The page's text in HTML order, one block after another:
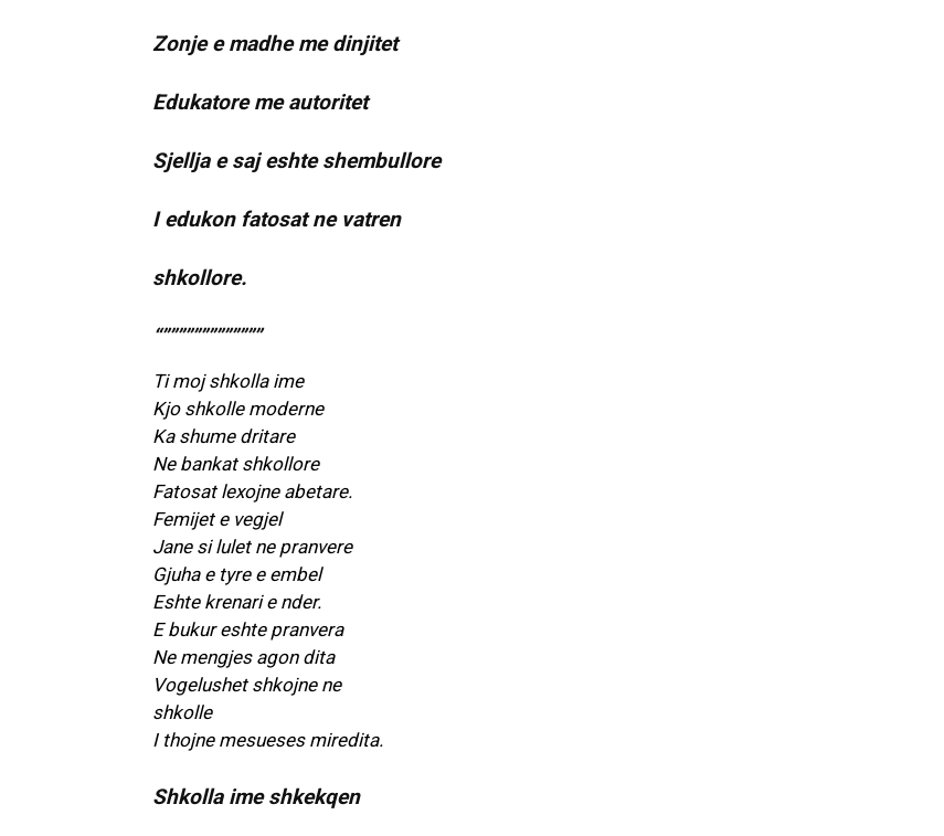
Zonje e madhe me dinjitet
Edukatore me autoritet
Sjellja e saj eshte shembullore
I edukon fatosat ne vatren
shkollore.
“”””””””””””””
Ti moj shkolla ime
Kjo shkolle moderne
Ka shume dritare
Ne bankat shkollore
Fatosat lexojne abetare.
Femijet e vegjel
Jane si lulet ne pranvere
Gjuha e tyre e embel
Eshte krenari e nder.
E bukur eshte pranvera
Ne mengjes agon dita
Vogelushet shkojne ne
shkolle
I thojne mesueses miredita.
Shkolla ime shkekqen